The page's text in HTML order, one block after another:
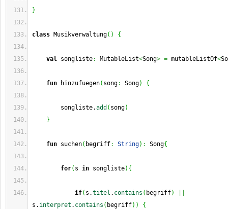
}
class Musikverwaltung( ) {
val songliste: MutableList<Song> = mutableListOf<
fun hinzufuegen( song: Song) {
songliste.add ( song)
}
fun suchen( begriff: String) : Song{
for( s in songliste) {
if( s.titel . contains ( begriff)
s. interpret . contains ( begriff) ) {